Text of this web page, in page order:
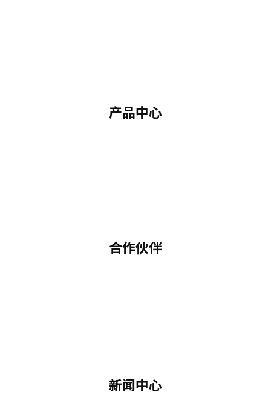
产品中心
合作伙伴
新闻中心